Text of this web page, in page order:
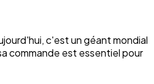
c'est un géant mondial
commande est essentiel pour